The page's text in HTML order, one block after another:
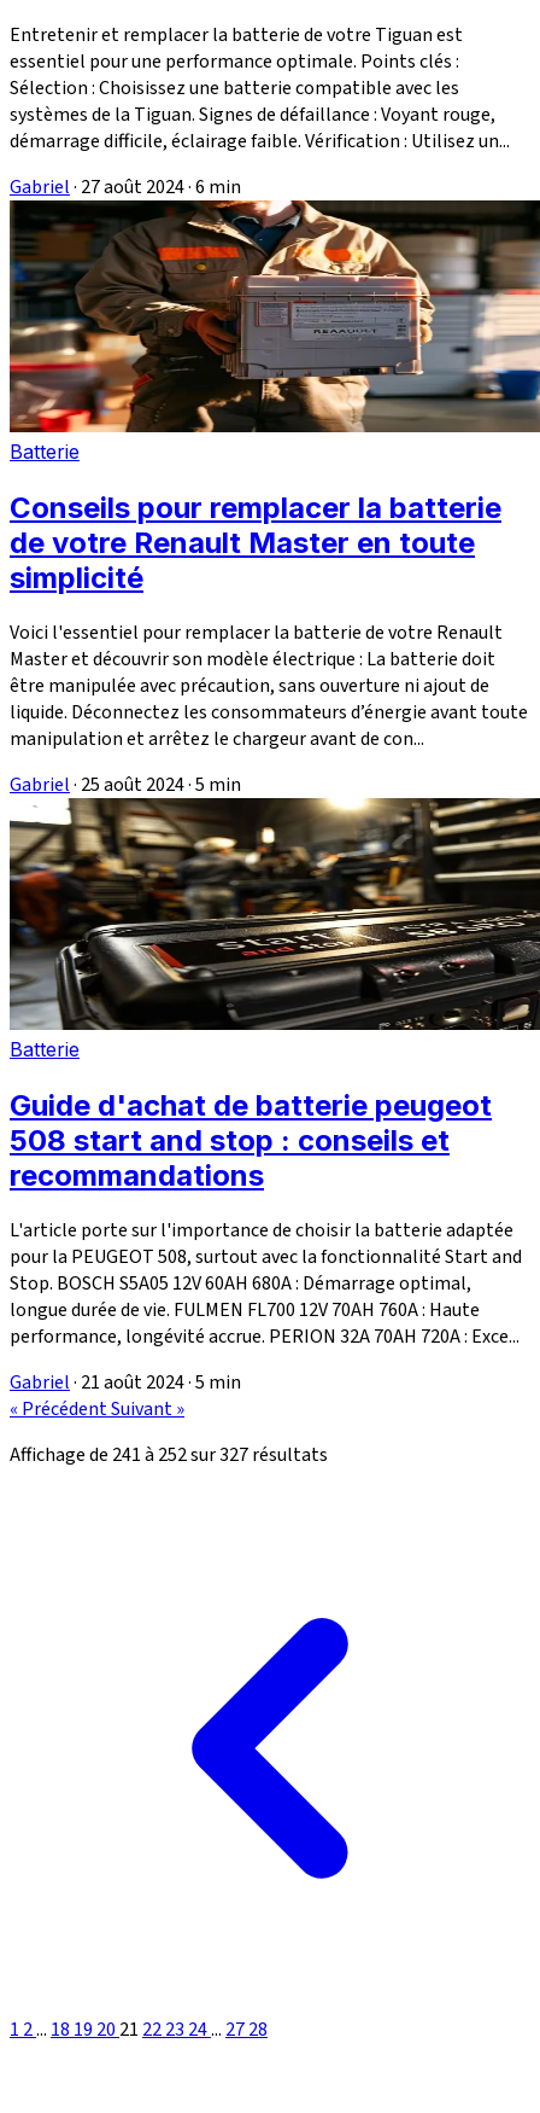
Entretenir et remplacer la batterie de votre Tiguan est
essentiel pour une performance optimale. Points clés :
Sélection : Choisissez une batterie compatible avec les
systèmes de la Tiguan. Signes de défaillance : Voyant rouge,
démarrage difficile, éclairage faible. Vérification : Utilisez un...
Gabriel· 27 août 2024·6 min
Batterie
Conseils pour remplacer la batterie
de votre Renault Master en toute
simplicité
Voici l'essentiel pour remplacer la batterie de votre Renault
Master et découvrir son modèle électrique : La batterie doit
être manipulée avec précaution, sans ouverture ni ajout de
liquide. Déconnectez les consommateurs d’énergie avant toute
manipulation et arrêtez le chargeur avant de con...
Gabriel· 25 août 2024·5 min
Batterie
Guide d'achat de batterie peugeot
508 start and stop : conseils et
recommandations
L'article porte sur l'importance de choisir la batterie adaptée
pour la PEUGEOT 508, surtout avec la fonctionnalité Start and
Stop. BOSCH S5A05 12V 60AH 680A : Démarrage optimal,
longue durée de vie. FULMEN FL700 12V 70AH 760A : Haute
performance, longévité accrue. PERION 32A 70AH 720A : Exce...
Gabriel· 21 août 2024·5 min
« PrécédentSuivant »
Affichage de 241à 252sur327résultats
1 2... 18 19 20 21 2223 24... 2728